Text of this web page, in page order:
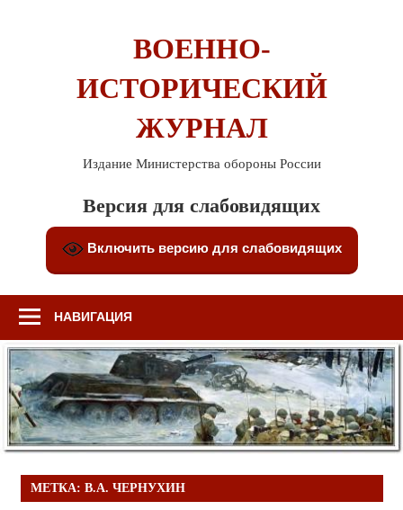
ВОЕННО-
ИСТОРИЧЕСКИЙ
ЖУРНАЛ
Издание Министерства обороны России
Версия для слабовидящих
Включить версию для слабовидящих
НАВИГАЦИЯ
МЕТКА: В.А. ЧЕРНУХИН